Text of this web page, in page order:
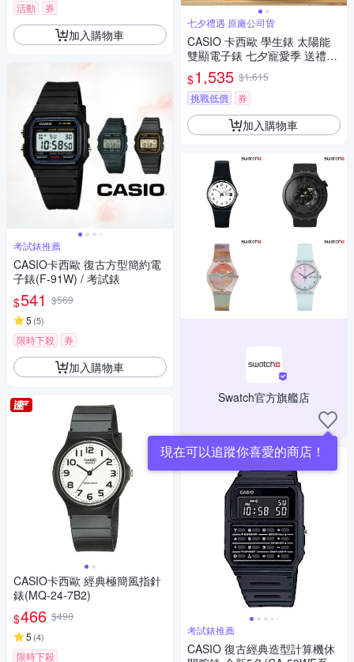
活動 券
加入購物車
考試錶推薦
CASIO卡西歐 復古方型簡約電
子錶(F-91W) / 考試錶
$541 $569
5 (5)
限時下殺 券
加入購物車
CASIO卡西歐 經典極簡風指針
錶(MQ-24-7B2)
$466 $490
5 (4)
限時下殺
七夕禮遇 原廠公司貨
CASIO 卡西歐 學生錶 太陽能
雙顯電子錶 七夕寵愛季 送禮推
薦-軍綠色 AQ-S820W-3BV
$1,535 $1,615
挑戰低價
券
加入購物車
Swatch官方旗艦店
現在可以追蹤你喜愛的商店！
考試錶推薦
CASIO 復古經典造型計算機休